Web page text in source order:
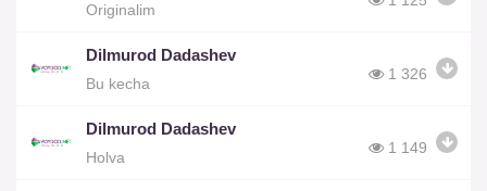
Originalim
Dilmurod Dadashev
Bu kecha
1 326
Dilmurod Dadashev
Holva
1 149